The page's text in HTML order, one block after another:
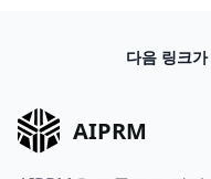
다음 링크
AIPRM